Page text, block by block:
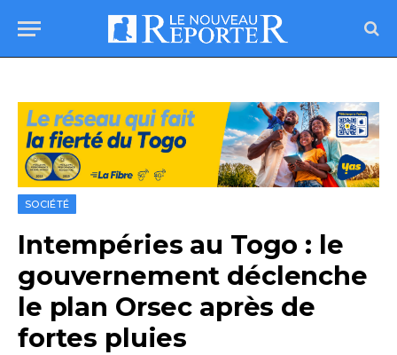
SOCIÉTÉ
Intempéries au Togo : le
gouvernement déclenche
le plan Orsec après de
fortes pluies